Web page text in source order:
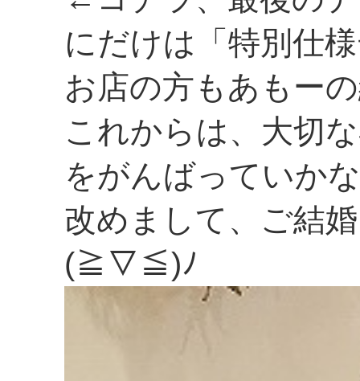
にだけは「特別仕
お店の方もあもー
これからは、大切
をがんばっていか
改めまして、ご結
(≧▽≦)ﾉ